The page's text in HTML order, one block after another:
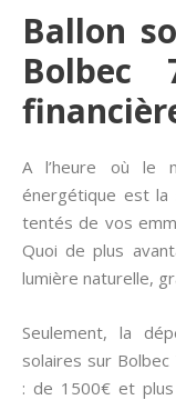
Ballon
Bolbec
A l’heure où le
énergétique est
tentés de vos
Quoi de plus
lumière naturelle,
Seulement, la
solaires sur
: de 1500€ et plus